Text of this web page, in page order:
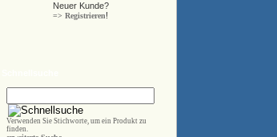
Neuer Kunde?
=> Registrieren!
Verwenden Sie Stichworte, um ein Produkt zu
finden.